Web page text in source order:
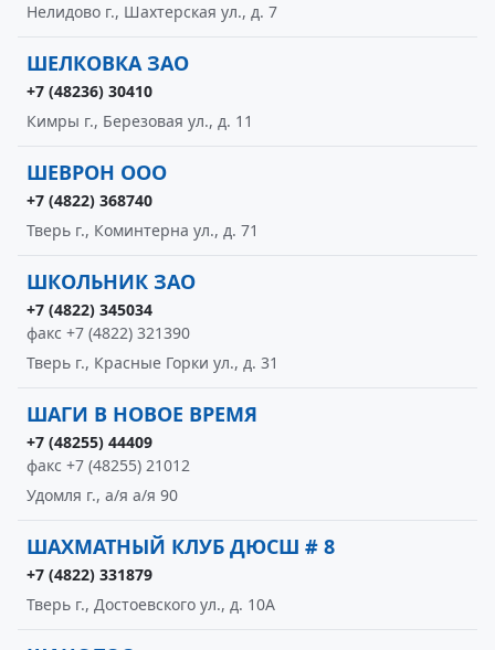
Нелидово г., Шахтерская ул., д. 7
ШЕЛКОВКА ЗАО
+7 (48236) 30410
Кимры г., Березовая ул., д. 11
ШЕВРОН ООО
+7 (4822) 368740
Тверь г., Коминтерна ул., д. 71
ШКОЛЬНИК ЗАО
+7 (4822) 345034
факс +7 (4822) 321390
Тверь г., Красные Горки ул., д. 31
ШАГИ В НОВОЕ ВРЕМЯ
+7 (48255) 44409
факс +7 (48255) 21012
Удомля г., а/я а/я 90
ШАХМАТНЫЙ КЛУБ ДЮСШ # 8
+7 (4822) 331879
Тверь г., Достоевского ул., д. 10А